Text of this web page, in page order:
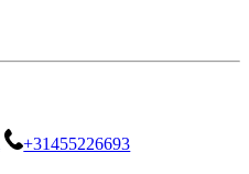
+31455226693